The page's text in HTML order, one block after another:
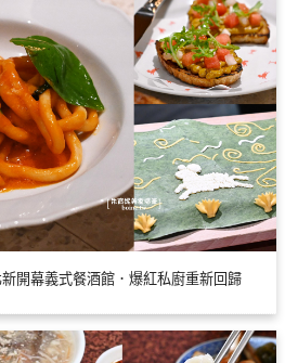
開幕義式餐酒館．爆紅私廚重新回歸